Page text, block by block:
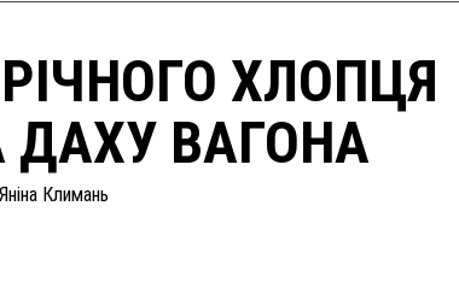
ХЛОПЦЯ
ВАГОНА
Яніна Климань